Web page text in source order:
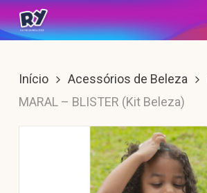
Skip
to
content
Início Acessórios de Beleza
MARAL – BLISTER (Kit Beleza)